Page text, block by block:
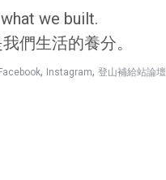
we built.
們生活的養分。
Facebook, Instagram, 登山補給站論壇